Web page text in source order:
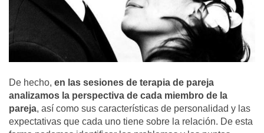
De hecho, en las sesiones de terapia de pareja
analizamos la perspectiva de cada miembro de la
pareja, así como sus características de personalidad y las
expectativas que cada uno tiene sobre la relación. De esta